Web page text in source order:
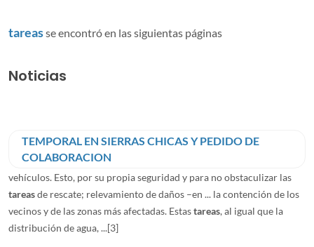
tareasse encontró en las siguientas páginas
Noticias
TEMPORAL EN SIERRAS CHICAS Y PEDIDO DE
COLABORACION
vehículos. Esto, por su propia seguridad y para no obstaculizar las
tareasde rescate; relevamiento de daños –en ... la contención de los
vecinos y de las zonas más afectadas. Estastareas, al igual que la
distribución de agua, ...[3]